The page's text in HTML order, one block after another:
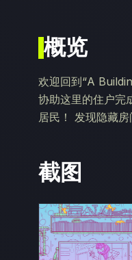
概览
欢迎回到“A
协助这里的住户完
居民！ 发现隐藏
截图